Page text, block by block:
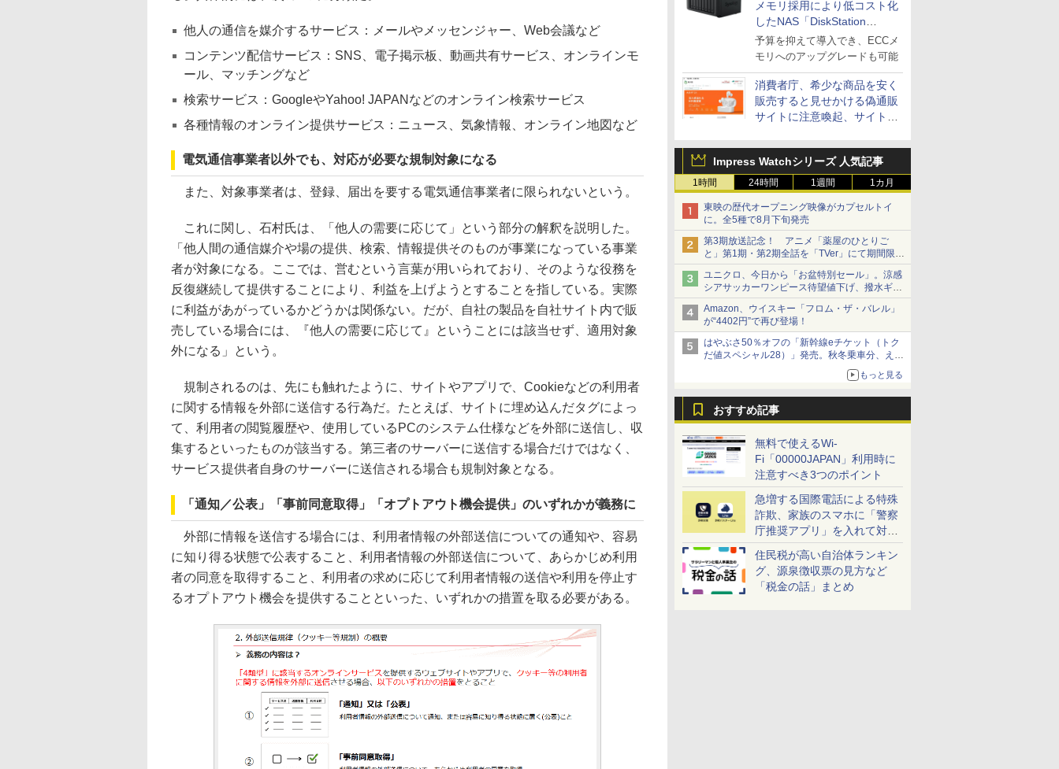
メモリ採用により低コスト化
したNAS「DiskStation
neo+」シリーズ
予算を抑えて導入でき、ECCメ
モリへのアップグレードも可能
消費者庁、希少な商品を安く
販売すると見せかける偽通販
サイトに注意喚起、サイト名
Impress Watchシリーズ 人気記事
1時間 24時間 1週間 1カ月
東映の歴代オープニング映像がカプセルトイ
に。全5種で8月下旬発売
第3期放送記念！ アニメ「薬屋のひとりご
と」第1期・第2期全話を「TVer」にて期間限定
で順次無料配信開始
ユニクロ、今日から「お盆特別セール」。涼感
シアサッカーワンピース待望値下げ、撥水ギア
ショーツは1990円に
Amazon、ウイスキー「フロム・ザ・バレル」
が“4402円”で再び登場！
はやぶさ50％オフの「新幹線eチケット（トク
だ値スペシャル28）」発売。秋冬乗車分、えき
もっと見る
おすすめ記事
無料で使えるWi-
Fi「00000JAPAN」利用時に
注意すべき3つのポイント
急増する国際電話による特殊
詐欺、家族のスマホに「警察
庁推奨アプリ」を入れて対策
しよう！
住民税が高い自治体ランキン
グ、源泉徴収票の見方など
「税金の話」まとめ
他人の通信を媒介するサービス：メールやメッセンジャー、Web会議など
コンテンツ配信サービス：SNS、電子掲示板、動画共有サービス、オンラインモ
ール、マッチングなど
検索サービス：GoogleやYahoo! JAPANなどのオンライン検索サービス
各種情報のオンライン提供サービス：ニュース、気象情報、オンライン地図など
電気通信事業者以外でも、対応が必要な規制対象になる
また、対象事業者は、登録、届出を要する電気通信事業者に限られないという。
これに関し、石村氏は、「他人の需要に応じて」という部分の解釈を説明した。
「他人間の通信媒介や場の提供、検索、情報提供そのものが事業になっている事業
者が対象になる。ここでは、営むという言葉が用いられており、そのような役務を
反復継続して提供することにより、利益を上げようとすることを指している。実際
に利益があがっているかどうかは関係ない。だが、自社の製品を自社サイト内で販
売している場合には、『他人の需要に応じて』ということには該当せず、適用対象
外になる」という。
規制されるのは、先にも触れたように、サイトやアプリで、Cookieなどの利用者
に関する情報を外部に送信する行為だ。たとえば、サイトに埋め込んだタグによっ
て、利用者の閲覧履歴や、使用しているPCのシステム仕様などを外部に送信し、収
集するといったものが該当する。第三者のサーバーに送信する場合だけではなく、
サービス提供者自身のサーバーに送信される場合も規制対象となる。
「通知／公表」「事前同意取得」「オプトアウト機会提供」のいずれかが義務に
外部に情報を送信する場合には、利用者情報の外部送信についての通知や、容易
に知り得る状態で公表すること、利用者情報の外部送信について、あらかじめ利用
者の同意を取得すること、利用者の求めに応じて利用者情報の送信や利用を停止す
るオプトアウト機会を提供することといった、いずれかの措置を取る必要がある。